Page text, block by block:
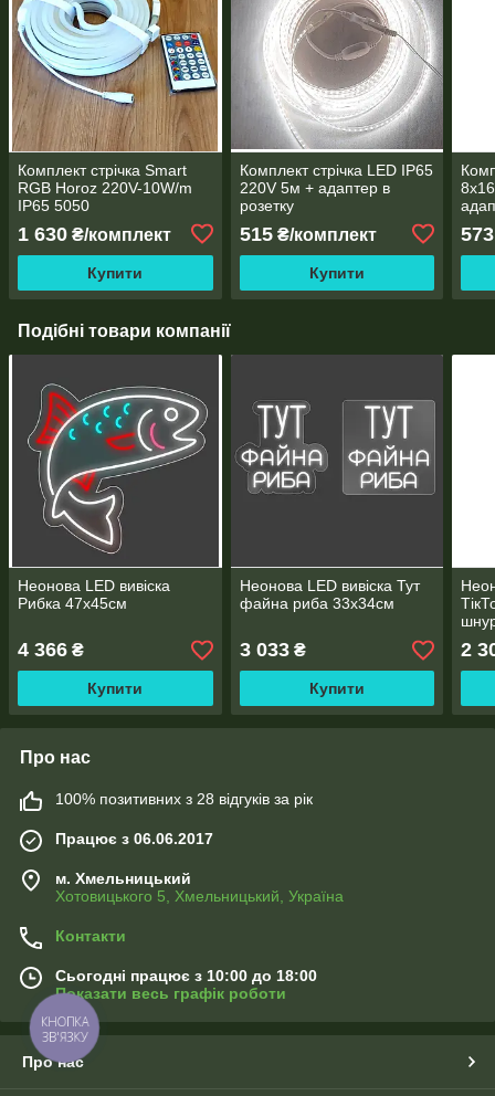
Комплект стрічка Smart
RGB Horoz 220V-10W/m
IP65 5050
1 630 ₴/комплект
Купити
Комплект стрічка LED IP65
220V 5м + адаптер в
розетку
515₴/комплект
Купити
573
Подібні товари компанії
Неонова LED вивіска
Рибка 47х45см
4 366 ₴
Купити
Неонова LED вивіска Тут
файна риба 33х34см
3 033₴
Купити
2
Про нас
100% позитивних з 28 відгуків за рік
Працює з 06.06.2017
м. Хмельницький
Хотовицького 5, Хмельницький, Україна
Контакти
Сьогодні працює з 10:00 до 18:00
Показати весь графік роботи
Про нас
КНОПКА
ЗВ'ЯЗКУ